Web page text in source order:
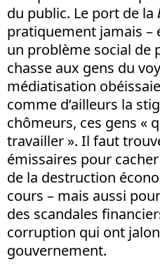
du public. Le port de la
pratiquement jamais –
un problème social de
chasse aux gens du
médiatisation
comme d’ailleurs la
chômeurs, ces gens «
travailler ». Il faut
émissaires pour
de la destruction
cours – mais aussi
des scandales
corruption qui ont
gouvernement.